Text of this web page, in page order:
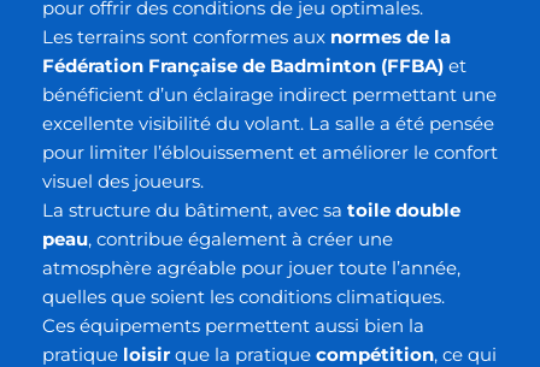
pour offrir des conditions de jeu optimales.
Les terrains sont conformes aux normes de la
Fédération Française de Badminton (FFBA) et
bénéficient d’un éclairage indirect permettant une
excellente visibilité du volant. La salle a été pensée
pour limiter l’éblouissement et améliorer le confort
visuel des joueurs.
La structure du bâtiment, avec sa toile double
peau, contribue également à créer une
atmosphère agréable pour jouer toute l’année,
quelles que soient les conditions climatiques.
Ces équipements permettent aussi bien la
pratique loisir que la pratique compétition, ce qui